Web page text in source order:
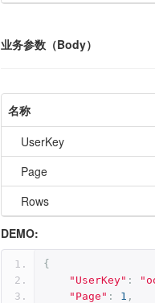
业务参数（Body）
名称
UserKey
Page
Rows
DEMO:
{
"UserKey" :
"Page" : 1 ,